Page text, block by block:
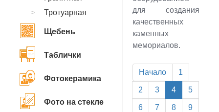
для создания
качественных
каменных
мемориалов.
Начало 1
2 3 4 5
6 7 8 9
Тротуарная
Щебень
Таблички
Фотокерамика
Фото на стекле